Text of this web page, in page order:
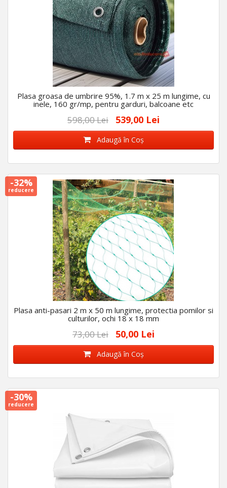
Plasa groasa de umbrire 95%, 1.7 m x 25 m lungime, cu
inele, 160 gr/mp, pentru garduri, balcoane etc
598,00 Lei 539,00 Lei
Adaugă în Coş
-32%
reducere
Plasa anti-pasari 2 m x 50 m lungime, protectia pomilor si
culturilor, ochi 18 x 18 mm
73,00 Lei 50,00 Lei
Adaugă în Coş
-30%
reducere